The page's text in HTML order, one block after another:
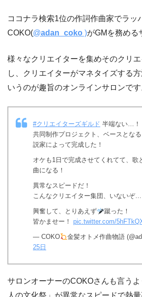
ココナラ検索1位の作詞作曲家でラッ
COKO(@adan_coko )がGMを務める
様々なクリエイターを集めそのクリ
し、クリエイターがマネタイズする
いうのが趣旨のオンラインサロンです
#クリエイターズギルド 半端ない…！
共同制作プロジェクト、ベースとな
説家によって完成した！
オケも1日で完成させてくれてて、歌
曲になる！
異常なスピードだ！
こんなクリエイター集団、いないぞ…
興奮して、とりあえず
蹴った！
皆かませー！ pic.twitter.com/
— COKO 金髪オトメ作曲物語
25日
サロンオーナーのCOKOさんも言う